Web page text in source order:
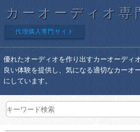
カーオーディオ専
代理購入専門サイト
優れたオーディオを作り出すカーオーディ
良い体験を提供し、気になる適切なカーオ
にしています。